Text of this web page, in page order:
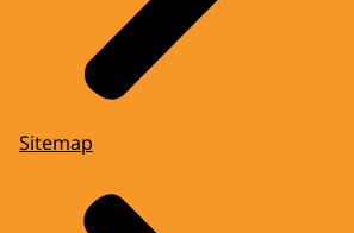
Sitemap